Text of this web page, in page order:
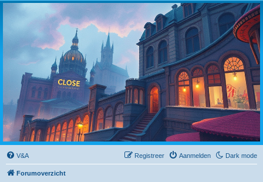
Dark mode
V&A Aanmelden
Registreer
Forumoverzicht